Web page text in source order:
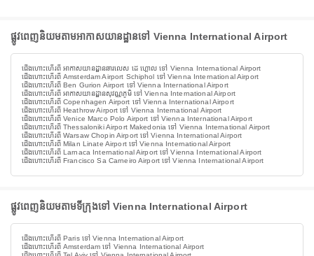
ផ្លូវពេញនិយមតាមអាកាសយានដ្ឋានទៅ Vienna International Airport
ជើងហោះហើរពី អាកាសយានដ្ឋានឆារលេស ដេ ហ្គោល ទៅ Vienna International Airport
ជើងហោះហើរពី Amsterdam Airport Schiphol ទៅ Vienna International Airport
ជើងហោះហើរពី Ben Gurion Airport ទៅ Vienna International Airport
ជើងហោះហើរពី អាកាសយានដ្ឋានសុវណ្ណភូមិ ទៅ Vienna International Airport
ជើងហោះហើរពី Copenhagen Airport ទៅ Vienna International Airport
ជើងហោះហើរពី Heathrow Airport ទៅ Vienna International Airport
ជើងហោះហើរពី Venice Marco Polo Airport ទៅ Vienna International Airport
ជើងហោះហើរពី Thessaloniki Airport Makedonia ទៅ Vienna International Airport
ជើងហោះហើរពី Warsaw Chopin Airport ទៅ Vienna International Airport
ជើងហោះហើរពី Milan Linate Airport ទៅ Vienna International Airport
ជើងហោះហើរពី Larnaca International Airport ទៅ Vienna International Airport
ជើងហោះហើរពី Francisco Sa Carneiro Airport ទៅ Vienna International Airport
ផ្លូវពេញនិយមតាមទីក្រុងទៅ Vienna International Airport
ជើងហោះហើរពី Paris ទៅ Vienna International Airport
ជើងហោះហើរពី Amsterdam ទៅ Vienna International Airport